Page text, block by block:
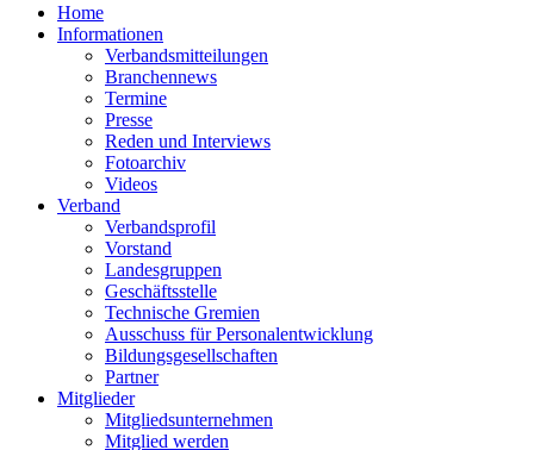
Home
Informationen
Verbandsmitteilungen
Branchennews
Termine
Presse
Reden und Interviews
Fotoarchiv
Videos
Verband
Verbandsprofil
Vorstand
Landesgruppen
Geschäftsstelle
Technische Gremien
Ausschuss für Personalentwicklung
Bildungsgesellschaften
Partner
Mitglieder
Mitgliedsunternehmen
Mitglied werden